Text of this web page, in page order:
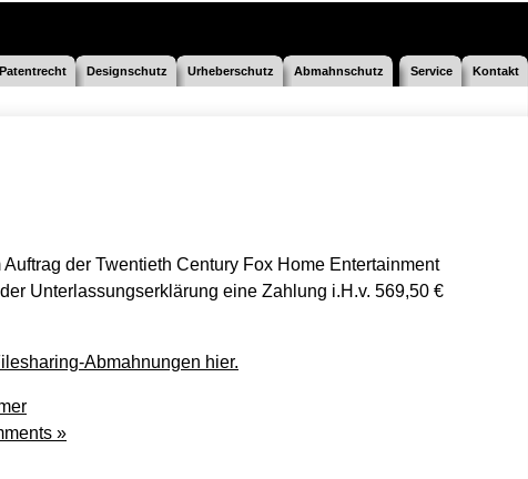
Patentrecht Designschutz Urheberschutz Abmahnschutz Service Kontakt
der Twentieth Century Fox Home Entertainment
Unterlassungserklärung eine Zahlung i.H.v. 569,50 €
Abmahnungen hier.
»